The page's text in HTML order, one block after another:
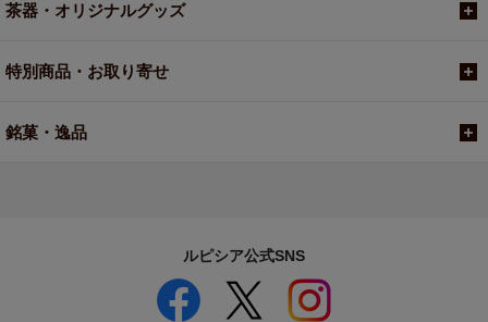
茶器・オリジナルグッズ
特別商品・お取り寄せ
銘菓・逸品
ルピシア公式SNS